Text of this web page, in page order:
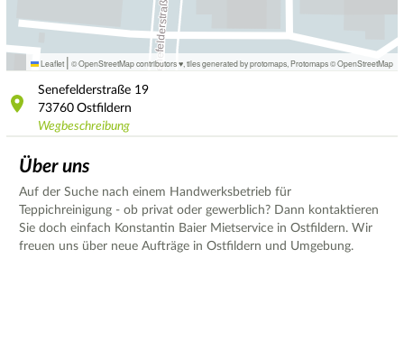
Leaflet | © OpenStreetMap contributors ♥, tiles generated by protomaps Protomaps©OpenStreetMap
Senefelderstraße 19
73760 Ostfildern
Wegbeschreibung
Über uns
Auf der Suche nach einem Handwerksbetrieb für
Teppichreinigung - ob privat oder gewerblich? Dann kontaktieren
Sie doch einfach Konstantin Baier Mietservice in Ostfildern. Wir
freuen uns über neue Aufträge in Ostfildern und Umgebung.